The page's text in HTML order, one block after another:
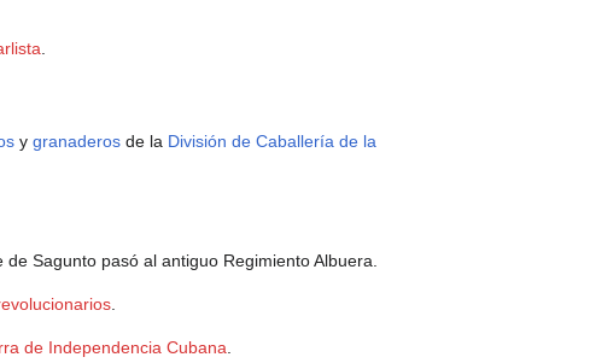
y granaderos de la División de Caballería de la
de Sagunto pasó al antiguo Regimiento Albuera.
.
de Independencia Cubana.